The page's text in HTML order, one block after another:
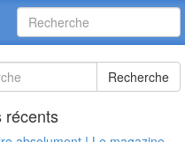
Recherche
récents